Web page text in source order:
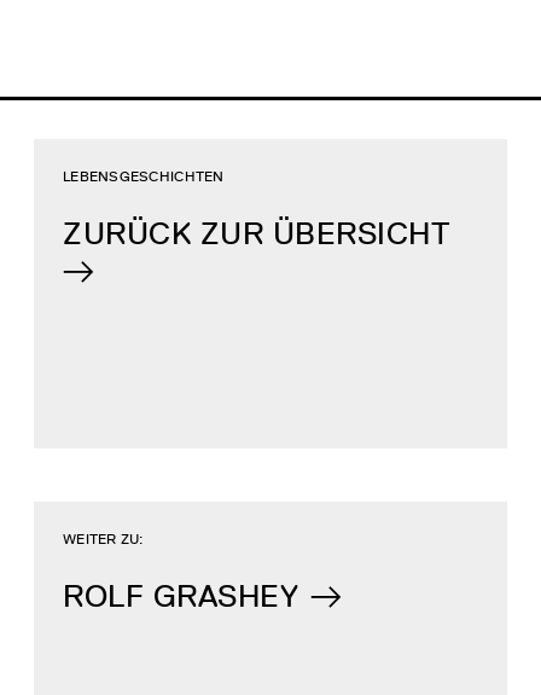
ZURÜCK ZUR ÜBERSICHT
LEBENSGESCHICHTEN
ROLF GRASHEY
WEITER ZU: